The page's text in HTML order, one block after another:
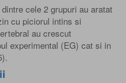
cele 2 grupuri au aratat
cu piciorul intins si
au crescut
experimental (EG) cat si in